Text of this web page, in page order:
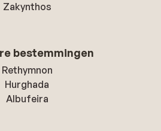
Zakynthos
bestemmingen
Rethymnon
Hurghada
Albufeira